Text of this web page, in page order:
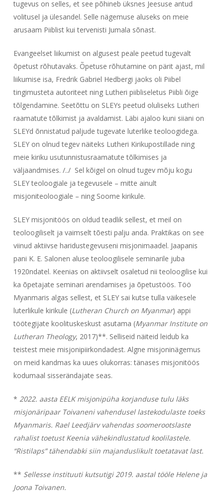
tugevus on selles, et see põhineb üksnes Jeesuse antud
volitusel ja ülesandel. Selle nägemuse aluseks on meie
arusaam Piiblist kui tervenisti Jumala sõnast.
Evangeelset liikumist on algusest peale peetud tugevalt
õpetust rõhutavaks. Õpetuse rõhutamine on pärit ajast, mil
liikumise isa, Fredrik Gabriel Hedbergi jaoks oli Piibel
tingimusteta autoriteet ning Lutheri piibliseletus Piibli õige
tõlgendamine. Seetõttu on SLEYs peetud oluliseks Lutheri
raamatute tõlkimist ja avaldamist. Läbi ajaloo kuni siiani on
SLEYd õnnistatud paljude tugevate luterlike teoloogidega.
SLEY on olnud tegev näiteks Lutheri Kirikupostillade ning
meie kiriku usutunnistusraamatute tõlkimises ja
väljaandmises. /../ Sel kõigel on olnud tugev mõju kogu
SLEY teoloogiale ja tegevusele – mitte ainult
misjoniteoloogiale – ning Soome kirikule.
SLEY misjonitöös on oldud teadlik sellest, et meil on
teoloogiliselt ja vaimselt tõesti palju anda. Praktikas on see
viinud aktiivse haridustegevuseni misjonimaadel. Jaapanis
pani K. E. Salonen aluse teoloogilisele seminarile juba
1920ndatel. Keenias on aktiivselt osaletud nii teoloogilise kui
ka õpetajate seminari arendamises ja õpetustöös. Töö
Myanmaris algas sellest, et SLEY sai kutse tulla väikesele
luterlikule kirikule (Lutheran Church on Myanmar) appi
töötegijate koolituskeskust asutama (Myanmar Institute on
Lutheran Theology, 2017)**. Selliseid näiteid leidub ka
teistest meie misjonipiirkondadest. Algne misjoninägemus
on meid kandmas ka uues olukorras: tänases misjonitöös
kodumaal sisserändajate seas.
* 2022. aasta EELK misjonipüha korjanduse tulu läks
misjonäripaar Toivaneni vahendusel lastekodulaste toeks
Myanmaris. Rael Leedjärv vahendas soomerootslaste
rahalist toetust Keenia vähekindlustatud koolilastele.
“Ristilaps” tähendabki siin majanduslikult toetatavat last.
** Sellesse instituuti kutsutigi 2019. aastal tööle Helene ja
Joona Toivanen.